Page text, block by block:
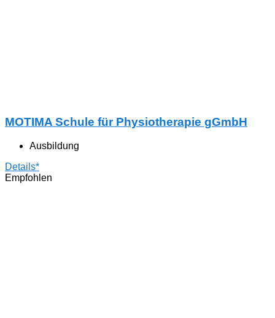
MOTIMA Schule für Physiotherapie gGmbH
Ausbildung
Details*
Empfohlen